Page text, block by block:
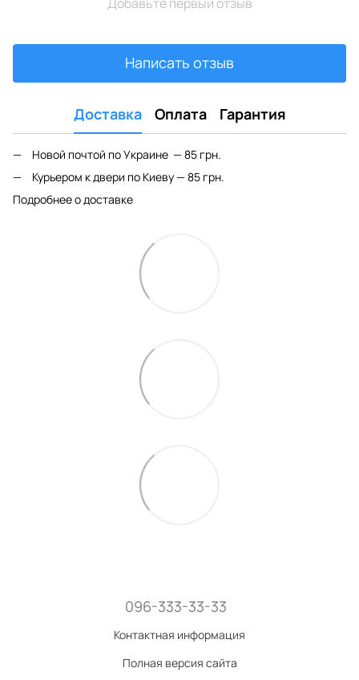
Написать отзыв
Доставка Оплата Гарантия
Новой почтой по Украине — 85 грн.
Курьером к двери по Киеву — 85 грн.
Подробнее о доставке
096-333-33-33
Контактная информация
Полная версия сайта